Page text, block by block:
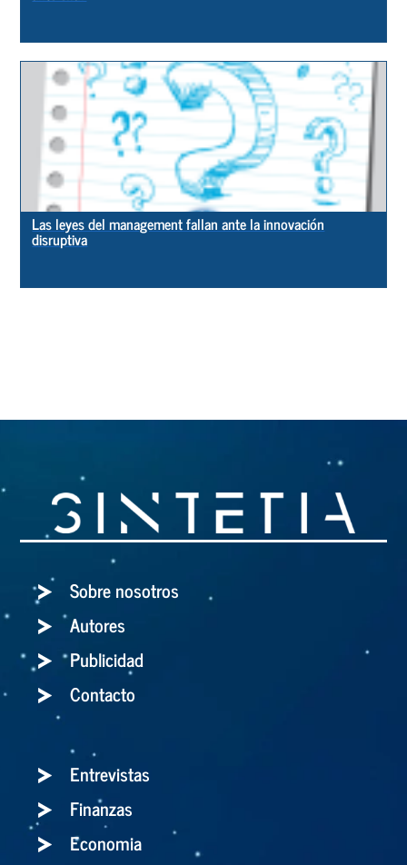
Las leyes del management fallan ante la innovación
disruptiva
Sobre nosotros
Autores
Publicidad
Contacto
Entrevistas
Finanzas
Economia